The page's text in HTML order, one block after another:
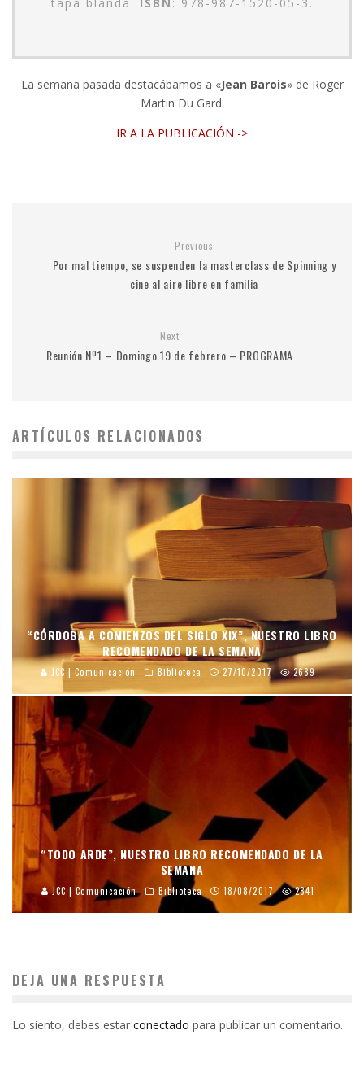
La semana pasada destacábamos a «Jean Barois» de Roger
Martin Du Gard.
IR A LA PUBLICACIÓN ->
Previous
Por mal tiempo, se suspenden la masterclass de Spinning y
cine al aire libre en familia
Next
Reunión Nº1 – Domingo 19 de febrero – PROGRAMA
ARTÍCULOS RELACIONADOS
“CÓRDOBA A COMIENZOS DEL SIGLO XIX”, NUESTRO LIBRO
RECOMENDADO DE LA SEMANA
JCC | Comunicación Biblioteca 27/10/2017 2689
“TODO ARDE”, NUESTRO LIBRO RECOMENDADO DE LA
SEMANA
JCC | Comunicación Biblioteca 18/08/2017 2841
DEJA UNA RESPUESTA
Lo siento, debes estar conectado para publicar un comentario.